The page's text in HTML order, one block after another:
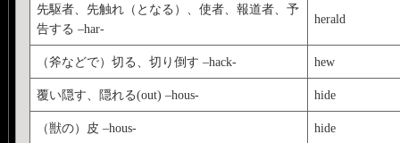
先駆者、先触れ（となる）、使者、報道者、予
告する –har-
herald
（斧などで）切る、切り倒す –hack- hew
覆い隠す、隠れる(out) –hous- hide
（獣の）皮 –hous- hide